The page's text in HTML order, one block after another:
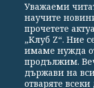
уникални
възможни.
► Мозъкът
Уважаеми
научите
прочетете
„Клуб Z“. Ние
имаме нужда
продължим.
държави на
отваряте